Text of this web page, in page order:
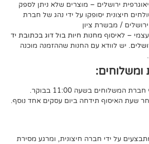
– מוצרים שלא ניתן לספק
על ידי נהג של חברת
חיות בול דוג בכתובת יד
החנות שההזמנה מוכנה
בבוקר.
ביום עסקים אחד נוסף.
חיצונית, ומרגע מסירת